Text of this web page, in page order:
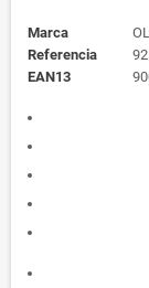
Marca
Referencia
EAN13